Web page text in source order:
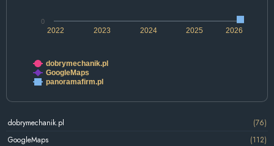
2022 2024 2026
2023 2025
0
dobrymechanik.pl
GoogleMaps
panoramafirm.pl
dobrymechanik.pl
(76)
GoogleMaps
(112)